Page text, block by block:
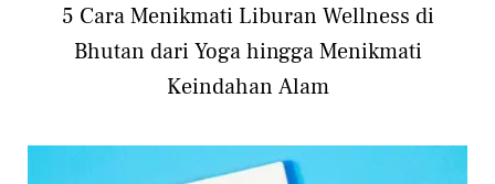
5 Cara Menikmati Liburan Wellness di
Bhutan dari Yoga hingga Menikmati
Keindahan Alam